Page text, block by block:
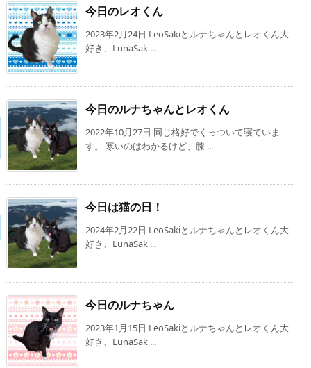
今日のレオくん
2023年2月24日 LeoSakiとルナちゃんとレオくん大
好き、LunaSak ...
今日のルナちゃんとレオくん
2022年10月27日 同じ格好でくっついて寝ていま
す。 寒いのはわかるけど、膝 ...
今日は猫の日！
2024年2月22日 LeoSakiとルナちゃんとレオくん大
好き、LunaSak ...
今日のルナちゃん
2023年1月15日 LeoSakiとルナちゃんとレオくん大
好き、LunaSak ...